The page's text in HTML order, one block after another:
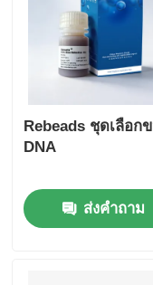
Rebeads ชุดเลือก
DNA
ส่งคำถาม